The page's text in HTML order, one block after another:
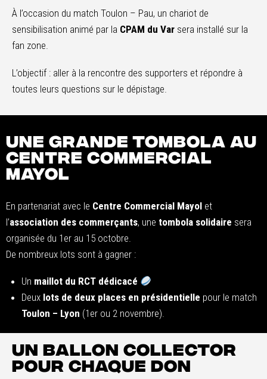
À l’occasion du match Toulon – Pau, un chariot de
sensibilisation animé par la CPAM du Var sera installé sur la
fan zone.
L’objectif : aller à la rencontre des supporters et répondre à
toutes leurs questions sur le dépistage.
Une grande tombola au
Centre Commercial
Mayol
En partenariat avec le Centre Commercial Mayol et
l’association des commerçants, une tombola solidaire sera
organisée du 1er au 15 octobre.
De nombreux lots sont à gagner :
Un maillot du RCT dédicacé
Deux lots de deux places en présidentielle pour le match
Toulon – Lyon (1er ou 2 novembre).
Un ballon collector
pour chaque don